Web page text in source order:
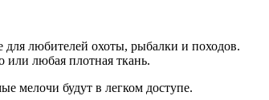
любителей охоты, рыбалки и походов.
или любая плотная ткань.
мелочи будут в легком доступе.